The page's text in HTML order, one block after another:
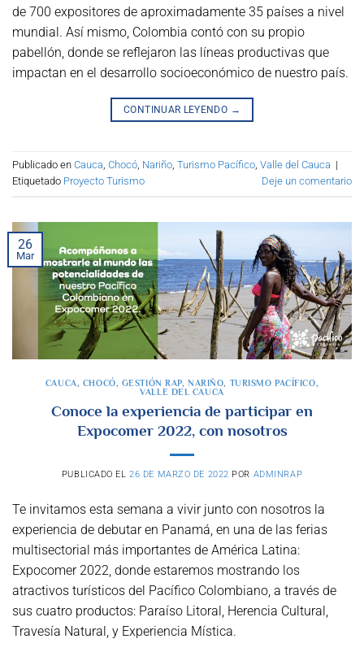
de 700 expositores de aproximadamente 35 países a nivel
mundial. Así mismo, Colombia contó con su propio
pabellón, donde se reflejaron las líneas productivas que
impactan en el desarrollo socioeconómico de nuestro país.
CONTINUAR LEYENDO →
Publicado en Cauca, Chocó, Nariño, Turismo Pacífico, Valle del Cauca |
Etiquetado Proyecto Turismo Deje un comentario
26
Mar
CAUCA, CHOCÓ, GESTIÓN RAP,NARIÑO, TURISMO PACÍFICO,
VALLE DEL CAUCA
Conoce la experiencia de participar en
Expocomer 2022, con nosotros
PUBLICADO EL26 DE MARZO DE 2022 POR ADMINRAP
Te invitamos esta semana a vivir junto con nosotros la
experiencia de debutar en Panamá, en una de las ferias
multisectorial más importantes de América Latina:
Expocomer 2022, donde estaremos mostrando los
atractivos turísticos del Pacífico Colombiano, a través de
sus cuatro productos: Paraíso Litoral, Herencia Cultural,
Travesía Natural, y Experiencia Mística.